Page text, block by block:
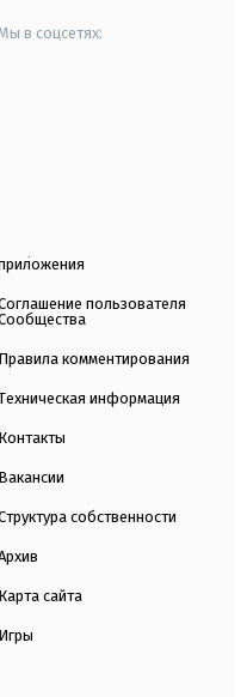
в соцсетях:
пользователя
Правила комментирования
информация
Контакты
Вакансии
собственности
Карта сайта
Игры